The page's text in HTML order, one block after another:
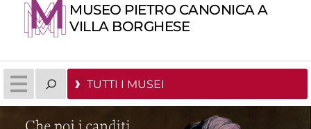
MUSEO PIETRO CANONICA A
VILLA BORGHESE
TUTTI I MUSEI